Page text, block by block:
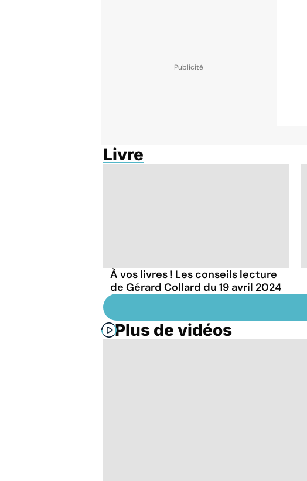
Livre
À vos livres ! Les conseils lecture
de Gérard Collard du 19 avril 2024
Plus de vidéos